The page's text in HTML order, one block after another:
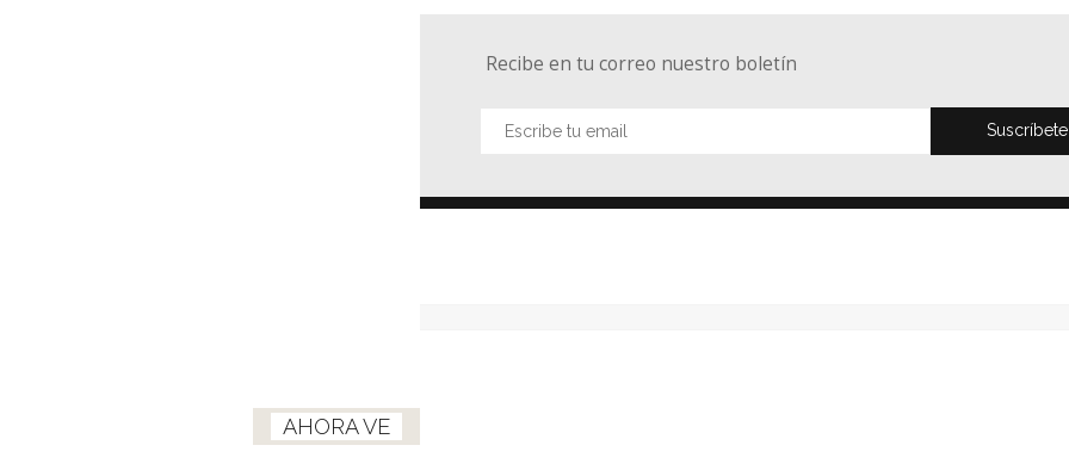
Recibe en tu correo nuestro boletín
AHORA VE